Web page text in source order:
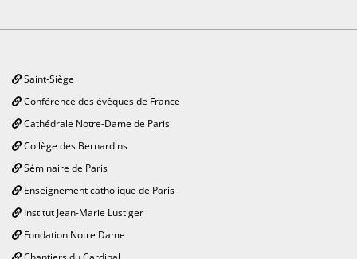
Saint-Siège
Conférence des évêques de France
Cathédrale Notre-Dame de Paris
Collège des Bernardins
Séminaire de Paris
Enseignement catholique de Paris
Institut Jean-Marie Lustiger
Fondation Notre Dame